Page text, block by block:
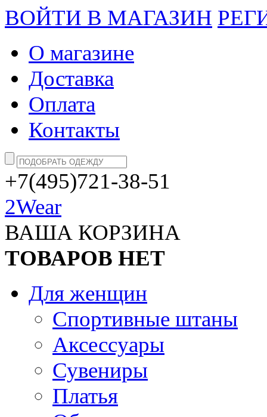
ВОЙТИ В МАГАЗИН
О магазине
Доставка
Оплата
Контакты
+7(495)721-38-51
2Wear
ВАША КОРЗИНА
ТОВАРОВ НЕТ
Для женщин
Спортивные штаны
Аксессуары
Сувениры
Платья